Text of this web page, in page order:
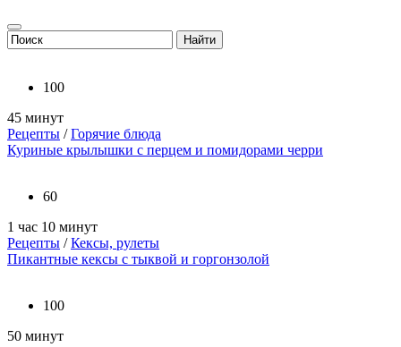
100
45 минут
Рецепты /Горячие блюда
Куриные крылышки с перцем и помидорами черри
60
1 час 10 минут
Рецепты /Кексы, рулеты
Пикантные кексы с тыквой и горгонзолой
100
50 минут